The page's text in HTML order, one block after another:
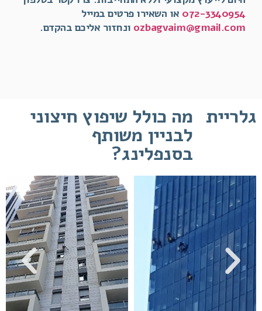
072-3340954 או השאירו פרטים במייל
ozbagvaim@gmail.com ונחזור אליכם בהקדם.
גלריית מה כולל שיפוץ חיצוני
לבניין משותף
בסנפלינג?